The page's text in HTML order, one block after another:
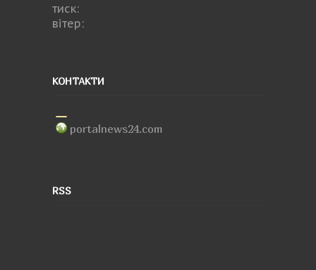
тиск:
вітер:
КОНТАКТИ
portalnews24.com
RSS